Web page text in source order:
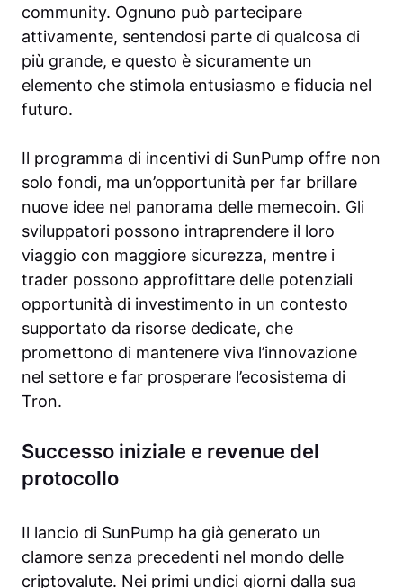
community. Ognuno può partecipare
attivamente, sentendosi parte di qualcosa di
più grande, e questo è sicuramente un
elemento che stimola entusiasmo e fiducia nel
futuro.
Il programma di incentivi di SunPump offre non
solo fondi, ma un’opportunità per far brillare
nuove idee nel panorama delle memecoin. Gli
sviluppatori possono intraprendere il loro
viaggio con maggiore sicurezza, mentre i
trader possono approfittare delle potenziali
opportunità di investimento in un contesto
supportato da risorse dedicate, che
promettono di mantenere viva l’innovazione
nel settore e far prosperare l’ecosistema di
Tron.
Successo iniziale e revenue del
protocollo
Il lancio di SunPump ha già generato un
clamore senza precedenti nel mondo delle
criptovalute. Nei primi undici giorni dalla sua